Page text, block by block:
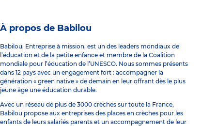
À propos de Babilou
Babilou, Entreprise à mission, est un des leaders mondiaux de
l’éducation et de la petite enfance et membre de la Coalition
mondiale pour l’éducation de l’UNESCO. Nous sommes présents
dans 12 pays avec un engagement fort : accompagner la
génération « green native » de demain en leur offrant dès le plus
jeune âge une éducation durable.
Avec un réseau de plus de 3000 crèches sur toute la France,
Babilou propose aux entreprises des places en crèches pour les
enfants de leurs salariés parents et un accompagnement de leur